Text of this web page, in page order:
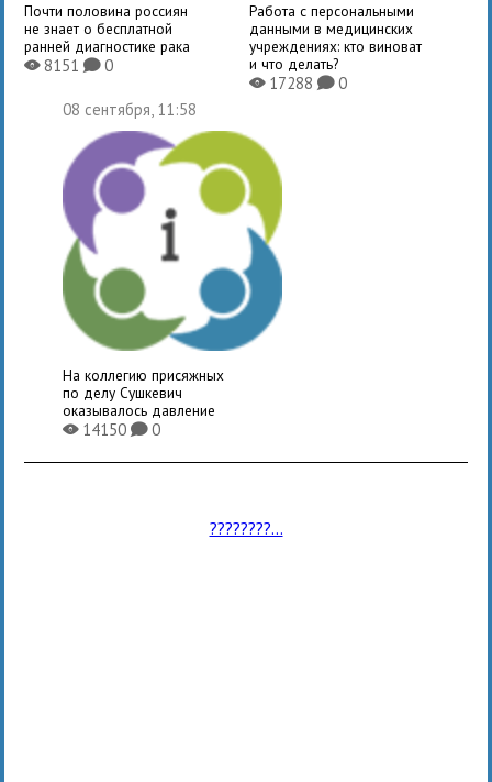
Почти половина россиян
не знает о бесплатной
ранней диагностике рака
X8151K0
Работа с персональными
данными в медицинских
учреждениях: кто виноват
и что делать?
X17288 K0
08 сентября, 11:58
На коллегию присяжных
по делу Сушкевич
оказывалось давление
X14150K0
????????...